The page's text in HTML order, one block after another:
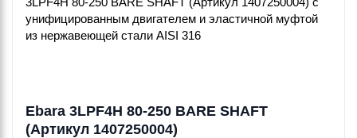
Ebara 3LPF4H 80-250 BARE SHAFT
(Артикул 1407250004)